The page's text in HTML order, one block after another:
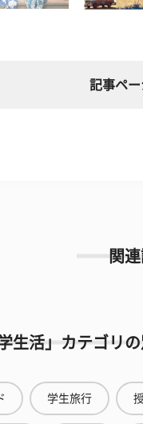
記事ペ
関
学生活」カテゴリ
学生旅行